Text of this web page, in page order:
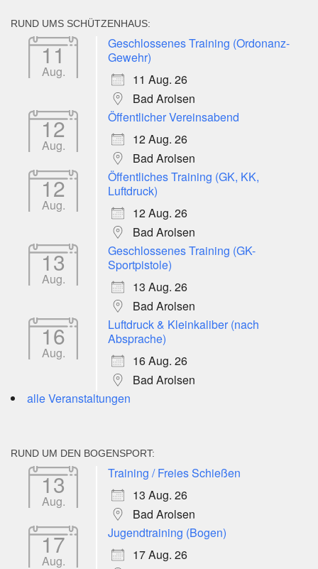
RUND UMS SCHÜTZENHAUS:
11
Aug.
Geschlossenes Training (Ordonanz-
Gewehr)
11 Aug. 26
Bad Arolsen
12
Aug.
Öffentlicher Vereinsabend
12 Aug. 26
Bad Arolsen
12
Aug.
Öffentliches Training (GK, KK,
Luftdruck)
12 Aug. 26
Bad Arolsen
13
Aug.
Geschlossenes Training (GK-
Sportpistole)
13 Aug. 26
Bad Arolsen
16
Aug.
Luftdruck & Kleinkaliber (nach
Absprache)
16 Aug. 26
Bad Arolsen
alle Veranstaltungen
RUND UM DEN BOGENSPORT:
13
Aug.
Training / Freies Schießen
13 Aug. 26
Bad Arolsen
17
Aug.
Jugendtraining (Bogen)
17 Aug. 26